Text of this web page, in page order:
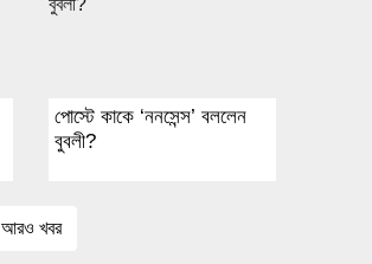
পোস্টে কাকে ‘ননসেন্স’ বললেন
বুবলী?
আরও খবর